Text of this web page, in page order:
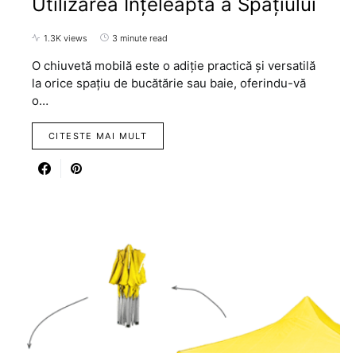
1.3K views 3 minute read
O chiuvetă mobilă este o adiție practică și versatilă
la orice spațiu de bucătărie sau baie, oferindu-vă
o…
CITESTE MAI MULT